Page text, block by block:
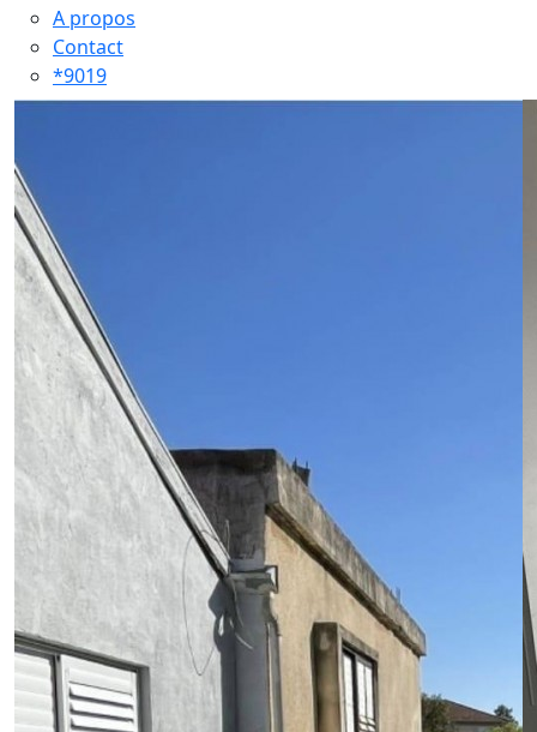
A propos
Contact
*9019